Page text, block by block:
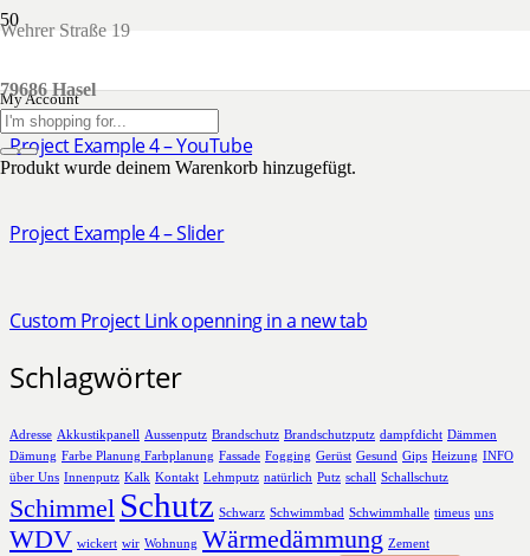
Wehrer Straße 19
79686 Hasel
My Account
Produkt wurde deinem Warenkorb hinzugefügt.
Project Example 4 – YouTube
Project Example 4 – Slider
Custom Project Link openning in a new tab
Schlagwörter
Adresse Akkustikpanell Aussenputz Brandschutz Brandschutzputz dampfdicht Dämmen
Dämung Farbe Planung Farbplanung Fassade Fogging Gerüst Gesund Gips Heizung INFO
über Uns Innenputz Kalk Kontakt Lehmputz natürlich Putz schall Schallschutz
Schimmel Schutz Schwarz Schwimmbad Schwimmhalle timeus uns
WDV wickert wir Wohnung Wärmedämmung Zement